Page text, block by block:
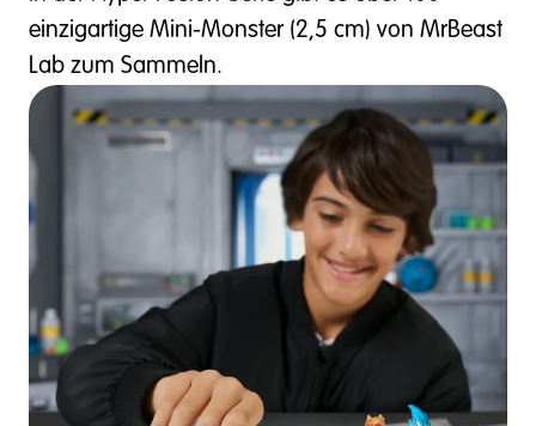
einzigartige Mini-Monster (2,5 cm) von MrBeast
Lab zum Sammeln.